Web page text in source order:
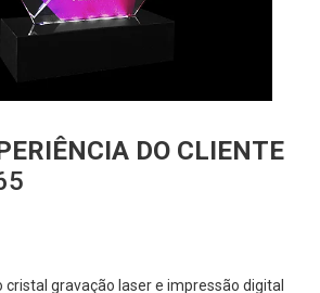
DO CLIENTE
cristal gravação laser e impressão digital